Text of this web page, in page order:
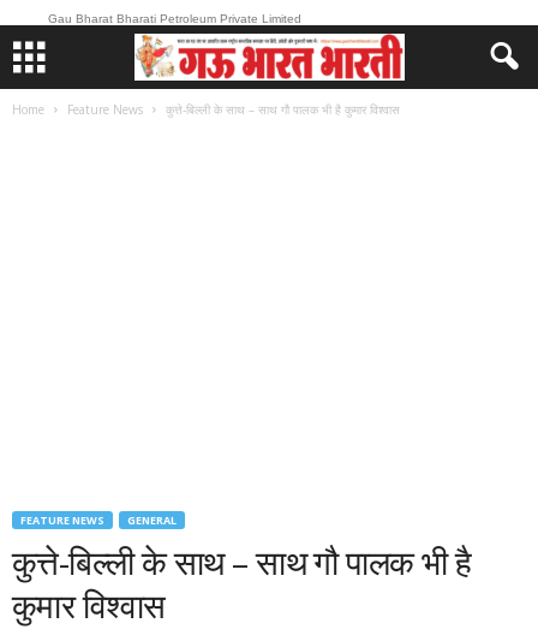
Gau Bharat Bharati Petroleum Private Limited
Home Feature News कुत्ते-बिल्ली के साथ – साथ गौ पालक भी है कुमार विश्वास
FEATURE NEWS GENERAL
कुत्ते-बिल्ली के साथ – साथ गौ पालक भी है
कुमार विश्वास